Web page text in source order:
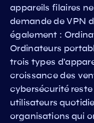
appareils filaires
demande de VPN
également :
Ordinateurs
trois types
croissance des
cybersécurité
utilisateurs
organisations qui